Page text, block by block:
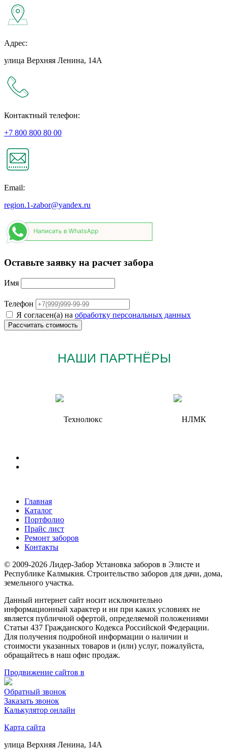
Адрес:
улица Верхняя Ленина, 14А
Контактный телефон:
+7 800 800 80 00
Email:
region.1-zabor@yandex.ru
Оставьте заявку на расчет забора
Имя
Телефон
Я согласен(а) на обработку персональных данных
НАШИ ПАРТНЁРЫ
Главная
Каталог
Портфолио
Прайс лист
Ремонт заборов
Контакты
© 2009-2026 Лидер-Забор Установка заборов в Элисте и
Республике Калмыкия. Строительство заборов для дачи, дома,
земельного участка.
Данный интернет сайт носит исключительно
информационный характер и ни при каких условиях не
является публичной офертой, определяемой положениями
Статьи 437 Гражданского Кодекса Российской Федерации.
Для получения подробной информации о наличии и
стоимости указанных товаров и (или) услуг, пожалуйста,
обращайтесь в наш офис продаж.
Продвижение сайтов в
Обратный звонок
Заказать звонок
Калькулятор онлайн
Карта сайта
улица Верхняя Ленина, 14А